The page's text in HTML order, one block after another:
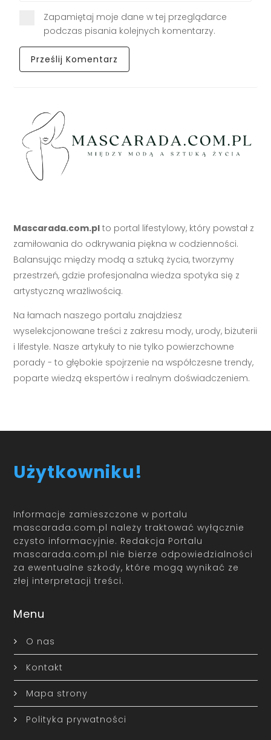
Zapamiętaj moje dane w tej przeglądarce
podczas pisania kolejnych komentarzy.
Mascarada.com.pl to portal lifestylowy, który powstał z
zamiłowania do odkrywania piękna w codzienności.
Balansując między modą a sztuką życia, tworzymy
przestrzeń, gdzie profesjonalna wiedza spotyka się z
artystyczną wrażliwością.
Na łamach naszego portalu znajdziesz
wyselekcjonowane treści z zakresu mody, urody, biżuterii
i lifestyle. Nasze artykuły to nie tylko powierzchowne
porady - to głębokie spojrzenie na współczesne trendy,
poparte wiedzą ekspertów i realnym doświadczeniem.
Użytkowniku!
Informacje zamieszczone w portalu
mascarada.com.pl należy traktować wyłącznie
czysto informacyjnie. Redakcja Portalu
mascarada.com.pl nie bierze odpowiedzialności
za ewentualne szkody, które mogą wynikać ze
złej interpretacji treści.
Menu
O nas
Kontakt
Mapa strony
Polityka prywatności